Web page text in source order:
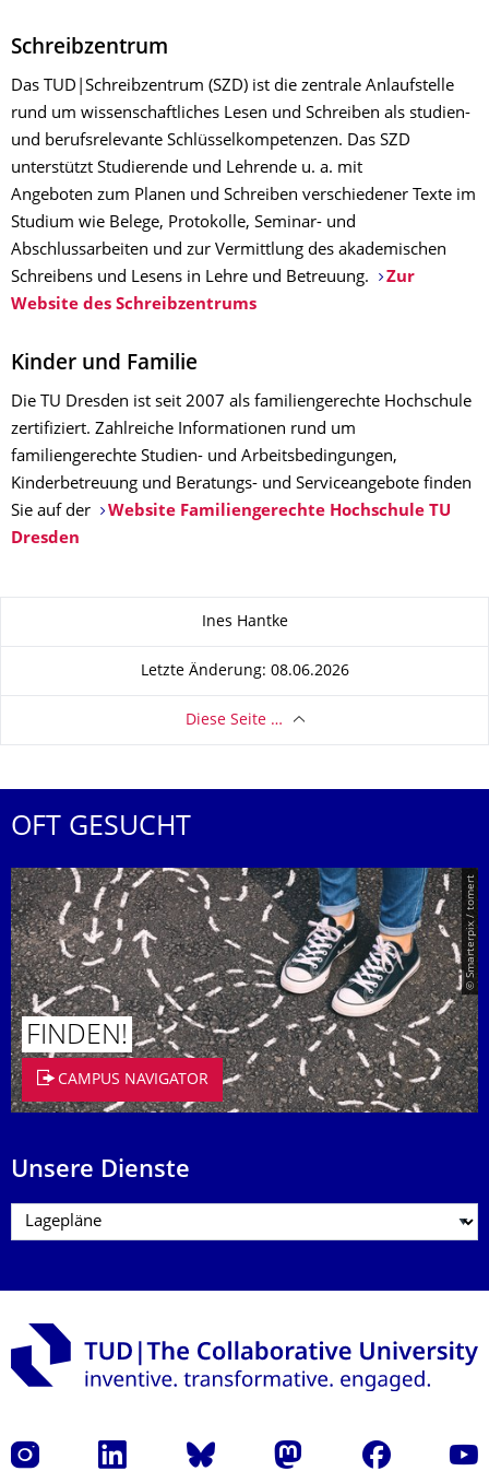
Schreibzentrum
Das TUD|Schreibzentrum (SZD) ist die zentrale Anlaufstelle
rund um wissenschaftliches Lesen und Schreiben als studien-
und berufsrelevante Schlüsselkompetenzen. Das SZD
unterstützt Studierende und Lehrende u. a. mit
Angeboten zum Planen und Schreiben verschiedener Texte im
Studium wie Belege, Protokolle, Seminar- und
Abschlussarbeiten und zur Vermittlung des akademischen
Schreibens und Lesens in Lehre und Betreuung.
Zur
Website des Schreibzentrums
Kinder und Familie
Die TU Dresden ist seit 2007 als familiengerechte Hochschule
zertifiziert. Zahlreiche Informationen rund um
familiengerechte Studien- und Arbeitsbedingungen,
Kinderbetreuung und Beratungs- und Serviceangebote finden
Sie auf der
Website Familiengerechte Hochschule TU
Dresden
Ines Hantke
Letzte Änderung: 08.06.2026
Diese Seite …
OFT GESUCHT
© Smarterpix / tomert
FINDEN!
CAMPUS NAVIGATOR
Unsere Dienste
Instagram LinkedIn Bluesky Mastodon Facebook